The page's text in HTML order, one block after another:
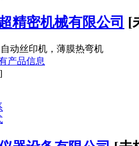
精密机械有限公司 [
自动丝印机，薄膜热弯机
产品信息